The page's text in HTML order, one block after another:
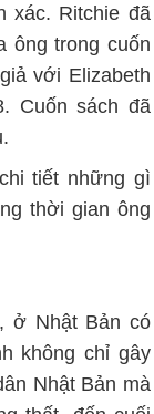
xác. Ritchie đã
ông trong cuốn
với Elizabeth
Cuốn sách đã
tiết những gì
thời gian ông
ở Nhật Bản có
không chỉ gây
Nhật Bản mà